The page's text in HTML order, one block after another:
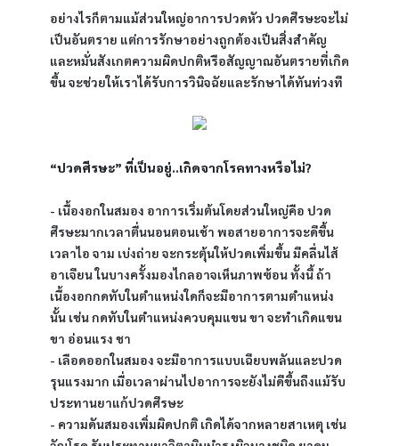
อย่างไรก็ตามแม้ส่วนใหญ่อาการปวดหัว ปวดศีรษะจะไม่
เป็นอันตราย แต่การรักษาอย่างถูกต้องเป็นสิ่งสำคัญ
และหมั่นสังเกตความผิดปกติหรือสัญญาณอันตรายที่เกิด
ขึ้น จะช่วยให้เราได้รับการวินิจฉัยและรักษาได้ทันท่วงที
“ปวดศีรษะ” ที่เป็นอยู่..เกิดจากโรคทางหรือไม่?
- เนื้องอกในสมอง อาการเริ่มต้นโดยส่วนใหญ่คือ ปวด
ศีรษะมากเวลาตื่นนอนตอนเช้า พอสายอาการจะดีขึ้น
เวลาไอ จาม เบ่งถ่าย จะกระตุ้นให้ปวดเพิ่มขึ้น มีคลื่นไส้
อาเจียน ในบางครั้งมองไกลอาจเห็นภาพซ้อน ทั้งนี้ ถ้า
เนื้องอกกดทับในตำแหน่งใดก็จะมีอาการตามตำแหน่ง
นั้น เช่น กดทับในตำแหน่งควบคุมแขน ขา จะทำเกิดแขน
ขา อ่อนแรง ชา
- เลือดออกในสมอง จะมีอาการแบบเฉียบพลันและปวด
รุนแรงมาก เมื่อเวลาผ่านไปอาการจะยังไม่ดีขึ้นถึงแม้รับ
ประทานยาแก้ปวดศีรษะ
- ความดันสมองเพิ่มผิดปกติ เกิดได้จากหลายสาเหตุ เช่น